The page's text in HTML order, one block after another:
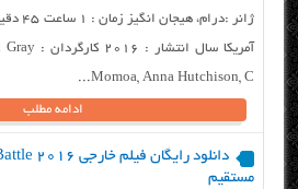
ژانر
Momoa, Anna Hutchison, C...
ادامه مطلب
مستقیم